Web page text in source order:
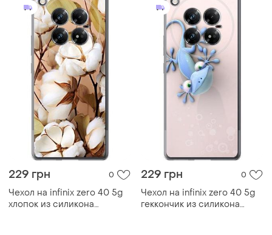
229 грн 0
Чехол на infinix zero 40 5g
хлопок из силикона
229 грн 0
Чехол на infinix zero 40 5g
геккончик из силикона